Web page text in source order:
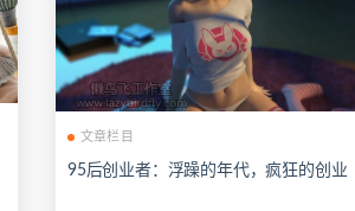
文章栏目
95后创业者：浮躁的年代，疯狂的创业